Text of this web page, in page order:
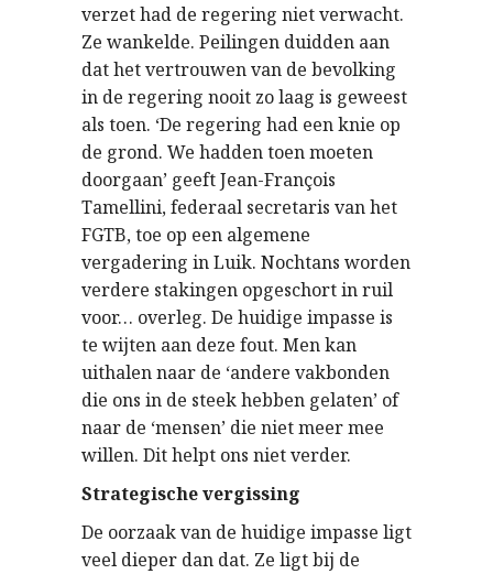
verzet had de regering niet verwacht.
Ze wankelde. Peilingen duidden aan
dat het vertrouwen van de bevolking
in de regering nooit zo laag is geweest
als toen. ‘De regering had een knie op
de grond. We hadden toen moeten
doorgaan’ geeft Jean-François
Tamellini, federaal secretaris van het
FGTB, toe op een algemene
vergadering in Luik. Nochtans worden
verdere stakingen opgeschort in ruil
voor… overleg. De huidige impasse is
te wijten aan deze fout. Men kan
uithalen naar de ‘andere vakbonden
die ons in de steek hebben gelaten’ of
naar de ‘mensen’ die niet meer mee
willen. Dit helpt ons niet verder.
Strategische vergissing
De oorzaak van de huidige impasse ligt
veel dieper dan dat. Ze ligt bij de